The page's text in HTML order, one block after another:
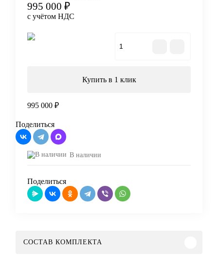
995 000 ₽
с учётом НДС
Купить в 1 клик
995 000 ₽
Поделиться
В наличии
Поделиться
СОСТАВ КОМПЛЕКТА